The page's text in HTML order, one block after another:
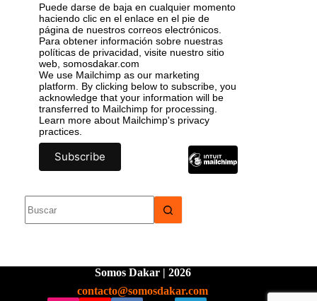
Puede darse de baja en cualquier momento
haciendo clic en el enlace en el pie de
página de nuestros correos electrónicos.
Para obtener información sobre nuestras
políticas de privacidad, visite nuestro sitio
web, somosdakar.com
We use Mailchimp as our marketing
platform. By clicking below to subscribe, you
acknowledge that your information will be
transferred to Mailchimp for processing.
Learn more about Mailchimp's privacy
practices.
Somos Dakar | 2026
contacto@somosdakar.com